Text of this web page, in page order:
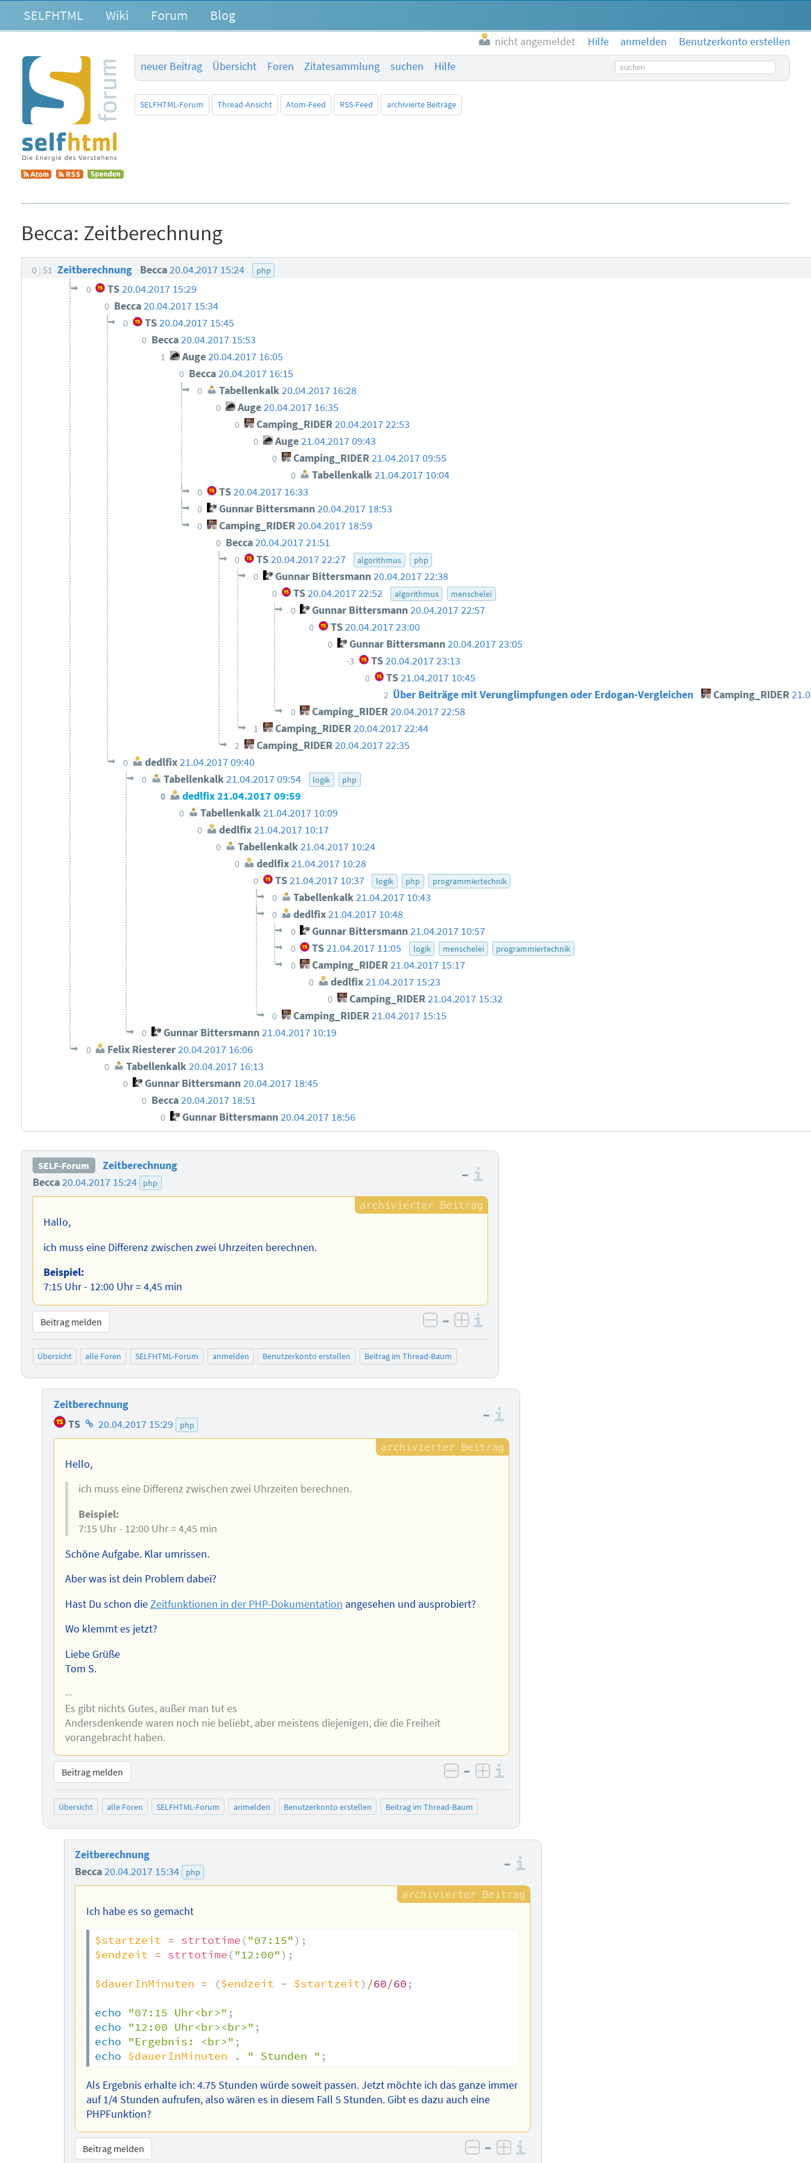
SELFHTML Wiki Forum Blog
nicht angemeldet Hilfe anmelden
Benutzerkonto erstellen
neuer Beitrag
Übersicht Foren Zitatesammlung suchen Hilfe Suchbegriff
SELFHTML-Forum Thread-Ansicht Atom-Feed RSS-Feed archivierte Beiträge
Becca: Zeitberechnung
0 51 Zeitberechnung Becca20.04.2017 15:24 php
0 TS20.04.2017 15:29
0 Becca20.04.2017 15:34
0 TS20.04.2017 15:45
0 Becca20.04.2017 15:53
1 Auge 20.04.2017 16:05
0 Becca20.04.2017 16:15
0 Tabellenkalk20.04.2017 16:28
0 Auge20.04.2017 16:35
0 Camping_RIDER20.04.2017 22:53
0 Auge21.04.2017 09:43
0 Camping_RIDER 21.04.2017 09:55
0 Tabellenkalk21.04.2017 10:04
0 TS20.04.2017 16:33
0 Gunnar Bittersmann20.04.2017 18:53
0 Camping_RIDER20.04.2017 18:59
0 Becca20.04.2017 21:51
0 TS20.04.2017 22:27 algorithmus php
0 Gunnar Bittersmann20.04.2017 22:38
0 TS 20.04.2017 22:52 algorithmus menschelei
0 Gunnar Bittersmann20.04.2017 22:57
0 TS20.04.2017 23:00
0 Gunnar Bittersmann20.04.2017 23:05
-3 TS20.04.2017 23:13
0 TS 21.04.2017 10:45
2 Über Beiträge mit Verunglimpfungen oder Erdogan-Vergleichen Camping_RIDER
0 Camping_RIDER20.04.2017 22:58
1 Camping_RIDER20.04.2017 22:44
2 Camping_RIDER20.04.2017 22:35
0 dedlfix21.04.2017 09:40
0 Tabellenkalk21.04.2017 09:54 logik php
0 dedlfix 21.04.2017 09:59
0 Tabellenkalk21.04.2017 10:09
0 dedlfix21.04.2017 10:17
0 Tabellenkalk21.04.2017 10:24
0 dedlfix21.04.2017 10:28
0 TS21.04.2017 10:37 logik php programmiertechnik
0 Tabellenkalk 21.04.2017 10:43
0 dedlfix 21.04.2017 10:48
0 Gunnar Bittersmann21.04.2017 10:57
0 TS21.04.2017 11:05 logik menschelei programmiertechnik
0 Camping_RIDER21.04.2017 15:17
0 dedlfix21.04.2017 15:23
0 Camping_RIDER21.04.2017 15:32
0 Camping_RIDER 21.04.2017 15:15
0 Gunnar Bittersmann21.04.2017 10:19
0 Felix Riesterer20.04.2017 16:06
0 Tabellenkalk20.04.2017 16:13
0 Gunnar Bittersmann20.04.2017 18:45
0 Becca20.04.2017 18:51
0 Gunnar Bittersmann 20.04.2017 18:56
SELF-Forum
Zeitberechnung
Becca20.04.2017 15:24 php –
Hallo,
ich muss eine Differenz zwischen zwei Uhrzeiten berechnen.
Beispiel:
7:15 Uhr - 12:00 Uhr = 4,45 min
Beitrag melden negativ bewerten
– positiv bewerten
Übersicht alle Foren SELFHTML-Forum anmelden Benutzerkonto erstellen Beitrag im Thread-Baum
Zeitberechnung
TS Homepage
des
20.04.2017 15:29 php
–
Hello,
ich muss eine Differenz zwischen zwei Uhrzeiten berechnen.
Beispiel:
7:15 Uhr - 12:00 Uhr = 4,45 min
Schöne Aufgabe. Klar umrissen.
Aber was ist dein Problem dabei?
Hast Du schon dieZeitfunktionen in der PHP-Dokumentation angesehen und ausprobiert?
Wo klemmt es jetzt?
Liebe Grüße
Tom S.
--
Es gibt nichts Gutes, außer man tut es
Andersdenkende waren noch nie beliebt, aber meistens diejenigen, die die Freiheit
vorangebracht haben.
Beitrag melden negativ bewerten
– positiv bewerten
Übersicht alle Foren SELFHTML-Forum anmelden Benutzerkonto erstellen Beitrag im Thread-Baum
Zeitberechnung
Becca20.04.2017 15:34 php –
Ich habe es so gemacht
$startzeit = strtotime ("07:15") ;
$endzeit = strtotime ("12:00") ;
$dauerInMinuten = ($endzeit - $startzeit) /60/60 ;
echo "07:15 Uhr<br>" ;
echo
"12:00 Uhr<br><br>" ;
echo
"Ergebnis: <br>" ;
echo $dauerInMinuten . " Stunden " ;
Als Ergebnis erhalte ich: 4.75 Stunden würde soweit passen. Jetzt möchte ich das ganze immer
auf 1/4 Stunden aufrufen, also wären es in diesem Fall 5 Stunden. Gibt es dazu auch eine
PHPFunktion?
Beitrag melden negativ bewerten
– positiv bewerten